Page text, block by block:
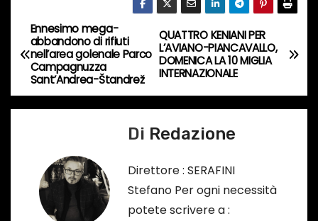
c
o
r
s
N
a
v
QUATTRO KENIANI PER
L’AVIANO-PIANCAVALLO,
DOMENICA LA 10 MIGLIA
INTERNAZIONALE
Ennesimo mega-
abbandono di rifiuti
nell’area golenale Parco
Campagnuzza
Sant’Andrea-Štandrež
Di Redazione
Direttore : SERAFINI
Stefano Per ogni necessità
potete scrivere a :